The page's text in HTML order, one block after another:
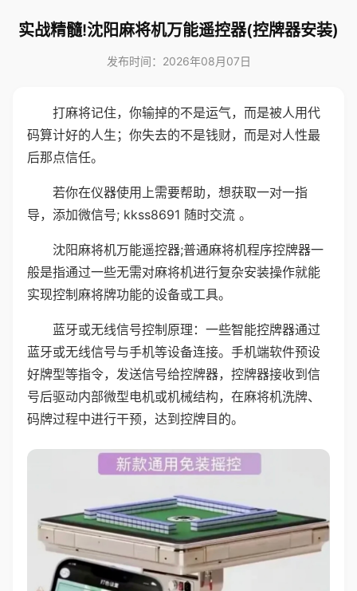
实战精髓!沈阳麻将机万能遥控器(控牌器安装)
发布时间：2026年08月07日
打麻将记住，你输掉的不是运气，而是被人用代
码算计好的人生；你失去的不是钱财，而是对人性最
后那点信任。
若你在仪器使用上需要帮助，想获取一对一指
导，添加微信号; kkss8691 随时交流 。
沈阳麻将机万能遥控器;普通麻将机程序控牌器一
般是指通过一些无需对麻将机进行复杂安装操作就能
实现控制麻将牌功能的设备或工具。
蓝牙或无线信号控制原理：一些智能控牌器通过
蓝牙或无线信号与手机等设备连接。手机端软件预设
好牌型等指令，发送信号给控牌器，控牌器接收到信
号后驱动内部微型电机或机械结构，在麻将机洗牌、
码牌过程中进行干预，达到控牌目的。